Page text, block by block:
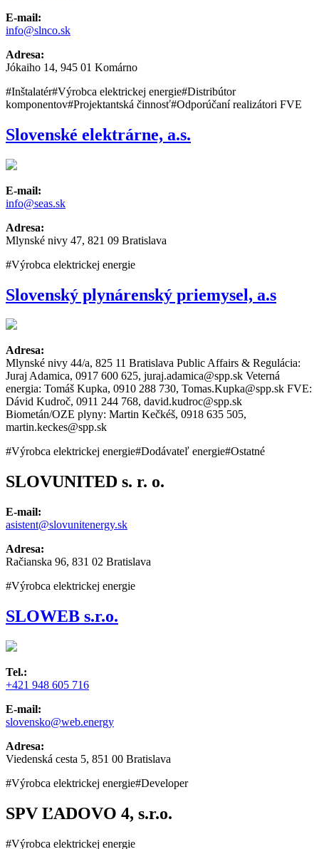
E-mail:
info@slnco.sk
Adresa:
Jókaiho 14, 945 01 Komárno
#Inštalatér#Výrobca elektrickej energie#Distribútor
komponentov#Projektantská činnosť#Odporúčaní realizátori FVE
Slovenské elektrárne, a.s.
E-mail:
info@seas.sk
Adresa:
Mlynské nivy 47, 821 09 Bratislava
#Výrobca elektrickej energie
Slovenský plynárenský priemysel, a.s
Adresa:
Mlynské nivy 44/a, 825 11 Bratislava Public Affairs & Regulácia:
Juraj Adamica, 0917 600 625, juraj.adamica@spp.sk Veterná
energia: Tomáš Kupka, 0910 288 730, Tomas.Kupka@spp.sk FVE:
Dávid Kudroč, 0911 244 768, david.kudroc@spp.sk
Biometán/OZE plyny: Martin Kečkéš, 0918 635 505,
martin.keckes@spp.sk
#Výrobca elektrickej energie#Dodávateľ energie#Ostatné
SLOVUNITED s. r. o.
E-mail:
asistent@slovunitenergy.sk
Adresa:
Račianska 96, 831 02 Bratislava
#Výrobca elektrickej energie
SLOWEB s.r.o.
Tel.:
+421 948 605 716
E-mail:
slovensko@web.energy
Adresa:
Viedenská cesta 5, 851 00 Bratislava
#Výrobca elektrickej energie#Developer
SPV ĽADOVO 4, s.r.o.
#Výrobca elektrickej energie